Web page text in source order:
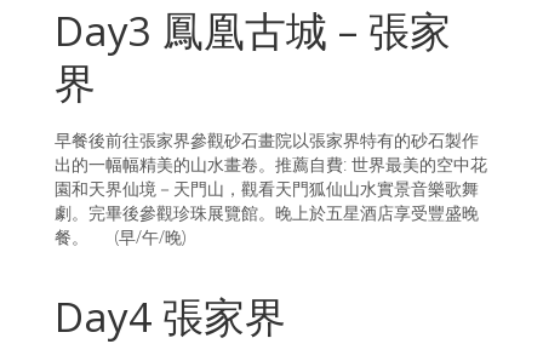
Day3 鳳凰古城 – 張家
界
早餐後前往張家界參觀砂石畫院以張家界特有的砂石製作
出的一幅幅精美的山水畫卷。推薦自費: 世界最美的空中花
園和天界仙境－天門山，觀看天門狐仙山水實景音樂歌舞
劇。完畢後參觀珍珠展覽館。晚上於五星酒店享受豐盛晚
餐。 (早/午/晚)
Day4 張家界